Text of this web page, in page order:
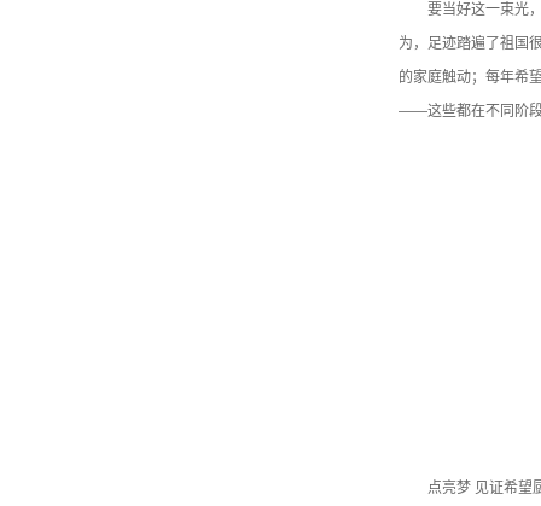
要当好这一束光
为，足迹踏遍了祖国
的家庭触动；每年希
——这些都在不同阶段
点亮梦 见证希望